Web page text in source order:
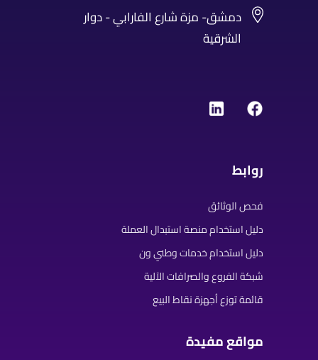
دمشق- مزة شارع الفارابي - دوار
الشرقية
روابط
فحص الوثائق
دليل استخدام منصة استبدال العملة
دليل استخدام خدمات وطني ون
شبكة الفروع والصرافات الآلية
قائمة توزع أجهزة نقاط البيع
مواقع مفيدة